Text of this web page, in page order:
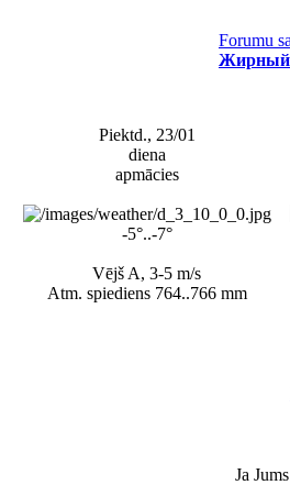
Forumu
Жирный
Piektd., 23/01
diena
apmācies
-5°..-7°
Vējš A, 3-5 m/s
Atm. spiediens 764..766 mm
Ja